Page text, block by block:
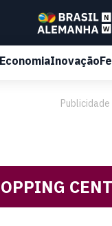
Inovação
Publicidade